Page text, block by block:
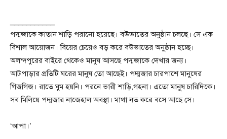
পদ্মজাকে কাতান শাড়ি পরানো হয়েছে। বউভাতের অনুষ্ঠান চলছে। সে এক
বিশাল আয়োজন। বিয়ের চেয়েও বড় করে বউভাতের অনুষ্ঠান হচ্ছে।
অলন্দপুরের বাইরে থেকেও মানুষ আসছে পদ্মজাকে দেখার জন্য।
আটপাড়ার প্রতিটি ঘরের মানুষ তো আছেই। পদ্মজার চারপাশে মানুষের
গিজগিজ। রাতে ঘুম হয়নি। পরনে ভারী শাড়ি,গহনা। এতো মানুষ চারিদিকে।
সব মিলিয়ে পদ্মজার নাজেহাল অবস্থা। মাথা নত করে বসে আছে সে।
‘আপা।’